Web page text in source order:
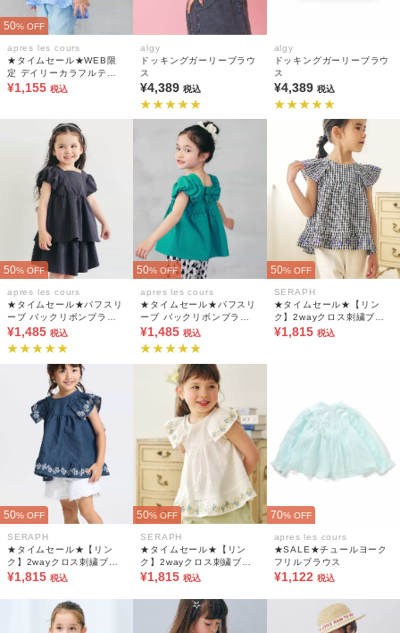
50% OFF
apres les cours
★タイムセール★WEB限
定 デイリーカラフルティ
アードブラウス
¥1,155 税込
algy
ドッキングガーリーブラウ
ス
¥4,389税込
algy
ドッキングガーリーブラウ
ス
¥4,389 税込
50% OFF
apres les cours
★タイムセール★パフスリ
ーブ バックリボンブラウ
ス
¥1,485 税込
50% OFF
apres les cours
★タイムセール★パフスリ
ーブ バックリボンブラウ
ス
¥1,485 税込
50% OFF
SERAPH
★タイムセール★【リン
ク】2wayクロス刺繍ブラ
ウス
¥1,815 税込
50% OFF
SERAPH
★タイムセール★【リン
ク】2wayクロス刺繍ブラ
ウス
¥1,815 税込
50% OFF
SERAPH
★タイムセール★【リン
ク】2wayクロス刺繍ブラ
ウス
¥1,815 税込
70% OFF
apres les cours
★SALE★チュールヨーク
フリルブラウス
¥1,122 税込